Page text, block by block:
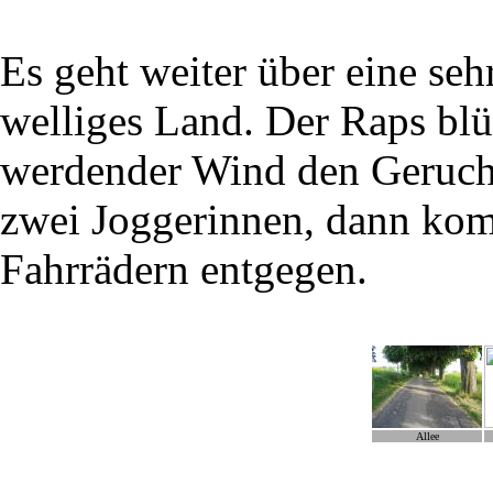
Es geht weiter über eine
welliges Land. Der Raps
werdender Wind den
zwei Joggerinnen, dann
Fahrrädern entgegen.
Allee